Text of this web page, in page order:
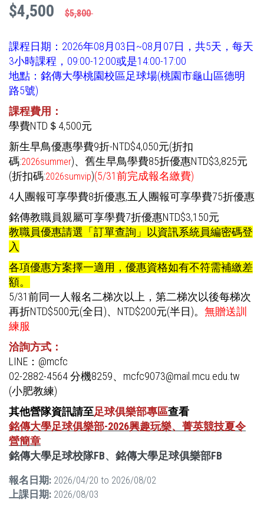
$4,500 $5,800
課程日期：2026年08月03日~08月07日，共5天，每天
3小時課程，09:00-12:00或是14:00-17:00
地點：銘傳大學桃園校區足球場(桃園市龜山區德明
路5號)
課程費用：
學費NTD＄4,500元
新生早鳥優惠學費9折-NTD$4,050元(折扣
碼:2026summer)、舊生早鳥學費85折優惠NTD$3,825元
(折扣碼:2026sumvip)(5/31前完成報名繳費)
4人團報可享學費8折優惠,五人團報可享學費75折優惠
銘傳教職員親屬可享學費7折優惠NTD$3,150元
教職員優惠請選「訂單查詢」以資訊系統員編密碼登
入
各項優惠方案擇一適用，優惠資格如有不符需補繳差
額。
5/31前同一人報名二梯次以上，第二梯次以後每梯次
再折NTD$500元(全日)、NTD$200元(半日)。 無贈送訓
練服
洽詢方式：
LINE：@mcfc
02-2882-4564 分機8259、mcfc9073@mail.mcu.edu.tw
(小肥教練)
其他營隊資訊請至足球俱樂部專區查看
銘傳大學足球俱樂部-2026興趣玩樂、菁英競技夏令
營簡章
銘傳大學足球校隊FB、 銘傳大學足球俱樂部FB
報名日期: 2026/04/20 to 2026/08/02
上課日期: 2026/08/03